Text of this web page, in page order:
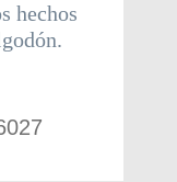
hechos